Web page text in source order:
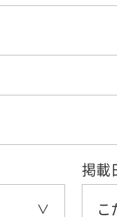
掲載
こ